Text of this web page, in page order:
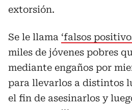
extorsión.
Se le llama ‘falsos
miles de jóvenes pobres
mediante engaños por
para llevarlos a distintos
el fin de asesinarlos y